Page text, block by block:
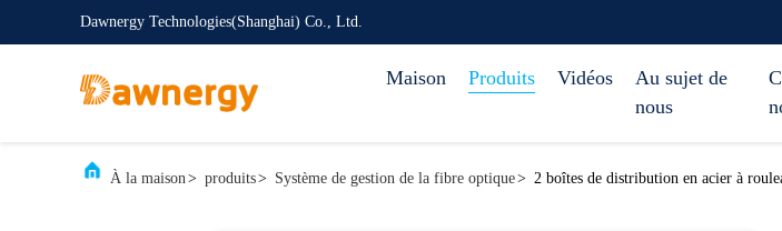
Dawnergy Technologies(Shanghai) Co., Ltd.
Maison Produits Vidéos
Au sujet de
nous
À la maison> produits> Système de gestion de la fibre optique> 2 boîtes de distribution en acier à